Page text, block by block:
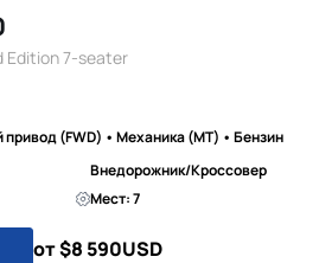
Edition 7-seater
привод (FWD) • Механика (MT) • Бензин
Внедорожник/Кроссовер
Мест: 7
от $8 590USD